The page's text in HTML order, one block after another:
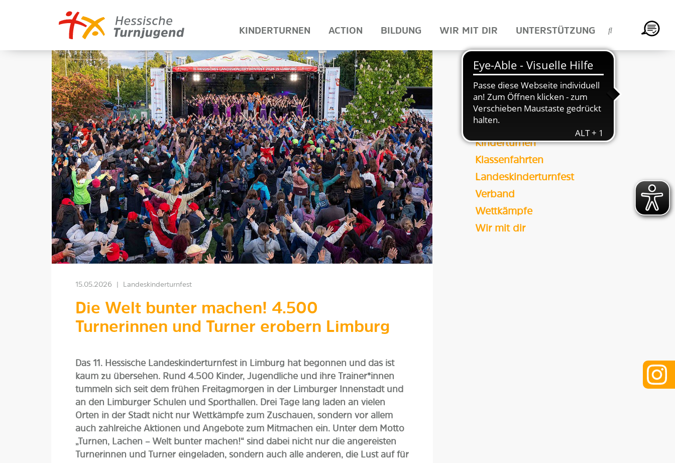
KINDERTURNEN ACTION BILDUNG WIR MIT DIR UNTERSTÜTZUNG
15.05.2026 Landeskinderturnfest
Die Welt bunter machen! 4.500
Turnerinnen und Turner erobern Limburg
Das 11. Hessische Landeskinderturnfest in Limburg hat begonnen und das ist
kaum zu übersehen. Rund 4.500 Kinder, Jugendliche und ihre Trainer*innen
tummeln sich seit dem frühen Freitagmorgen in der Limburger Innenstadt und
an den Limburger Schulen und Sporthallen. Drei Tage lang laden an vielen
Orten in der Stadt nicht nur Wettkämpfe zum Zuschauen, sondern vor allem
auch zahlreiche Aktionen und Angebote zum Mitmachen ein. Unter dem Motto
„Turnen, Lachen – Welt bunter machen!“ sind dabei nicht nur die angereisten
Turnerinnen und Turner eingeladen, sondern auch alle anderen, die Lust auf für
Bildung
Camps & Freizeiten
HTJ-Vorstand
HTV
Kinderturnen
Klassenfahrten
Landeskinderturnfest
Verband
Wettkämpfe
Wir mit dir